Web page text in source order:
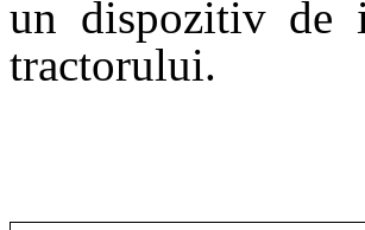
un dispozitiv de
tractorului.